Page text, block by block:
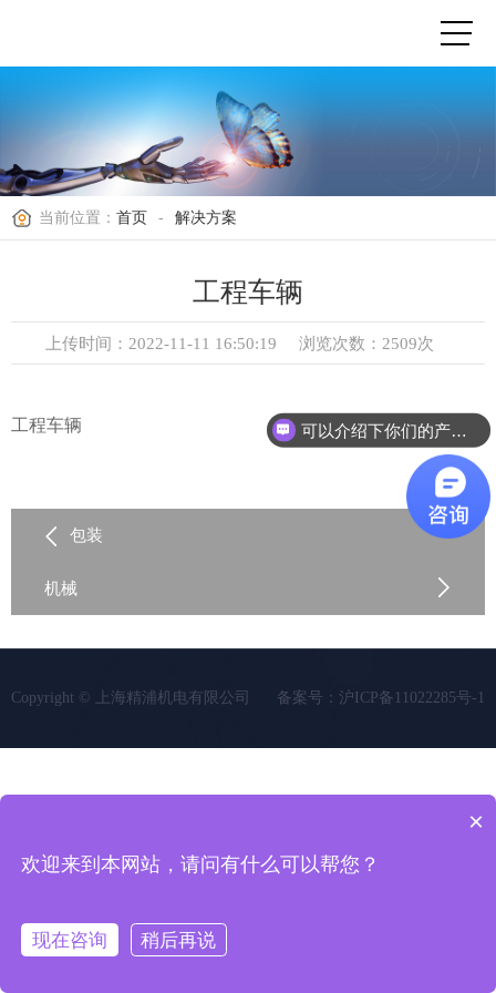
当前位置： 首页 - 解决方案
工程车辆
上传时间：2022-11-11 16:50:19 浏览次数：2509次
工程车辆
包装
机械
备案号：沪ICP备11022285号-1
Copyright © 上海精浦机电有限公司
可以介绍下你们的产品么？
×
欢迎来到本网站，请问有什么可以帮您？
现在咨询 稍后再说